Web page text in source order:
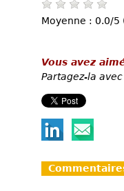
Moyenne : 0.0/5
Vous avez
Partagez-la